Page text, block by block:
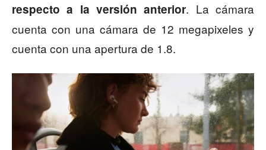
respecto a la versión anterior. La cámara
cuenta con una cámara de 12 megapixeles y
cuenta con una apertura de 1.8.